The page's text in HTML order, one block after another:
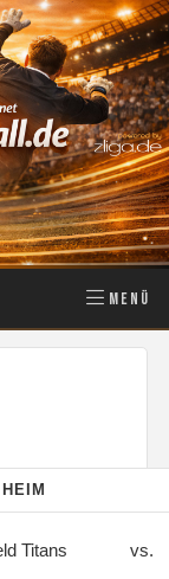
MENÜ
HEIM
Titans vs.